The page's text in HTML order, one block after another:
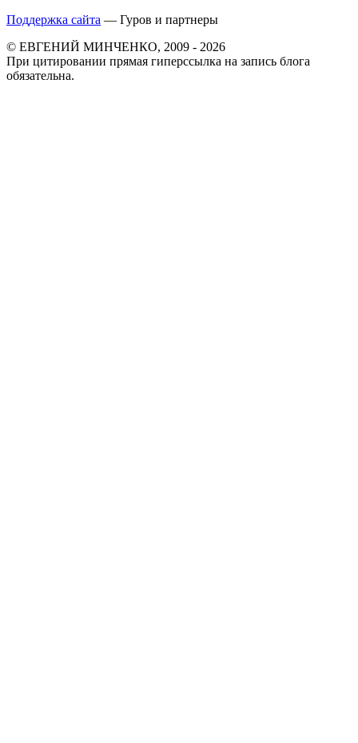
Поддержка сайта — Гуров и партнеры
© ЕВГЕНИЙ МИНЧЕНКО, 2009 - 2026
При цитировании прямая гиперссылка на запись блога
обязательна.